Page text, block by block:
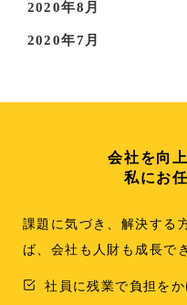
2020年8月
2020年7月
会社を向
私にお
課題に気づき、解決する
ば、会社も人財も成長で
社員に残業で負担を